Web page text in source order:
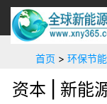
首页 > 环保节能
资本 | 新能